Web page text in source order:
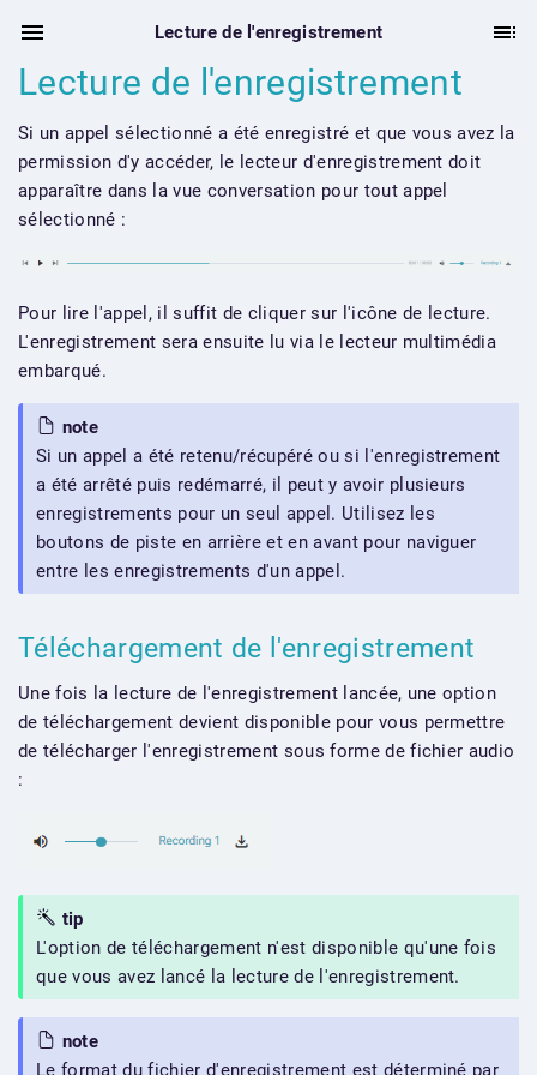
Lecture de l'enregistrement
Lecture de l'enregistrement
Si un appel sélectionné a été enregistré et que vous avez la
permission d'y accéder, le lecteur d'enregistrement doit
apparaître dans la vue conversation pour tout appel
sélectionné :
Pour lire l'appel, il suffit de cliquer sur l'icône de lecture.
L'enregistrement sera ensuite lu via le lecteur multimédia
embarqué.
note
Si un appel a été retenu/récupéré ou si l'enregistrement
a été arrêté puis redémarré, il peut y avoir plusieurs
enregistrements pour un seul appel. Utilisez les
boutons de piste en arrière et en avant pour naviguer
entre les enregistrements d'un appel.
Téléchargement de l'enregistrement
Une fois la lecture de l'enregistrement lancée, une option
de téléchargement devient disponible pour vous permettre
de télécharger l'enregistrement sous forme de fichier audio
:
tip
L'option de téléchargement n'est disponible qu'une fois
que vous avez lancé la lecture de l'enregistrement.
note
Le format du fichier d'enregistrement est déterminé par